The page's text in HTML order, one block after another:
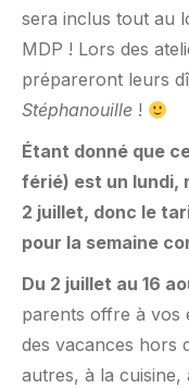
sera inclus tout au
MDP ! Lors des
prépareront leurs
Stéphanouille !
Étant donné que
férié) est un lundi,
2 juillet, donc le
pour la semaine
Du 2 juillet au 16
parents offre à vos
des vacances hors
autres, à la cuisine,